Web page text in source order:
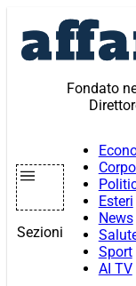
contenuto
Fondato
Sezioni
Esteri
News
Sport
AI TV